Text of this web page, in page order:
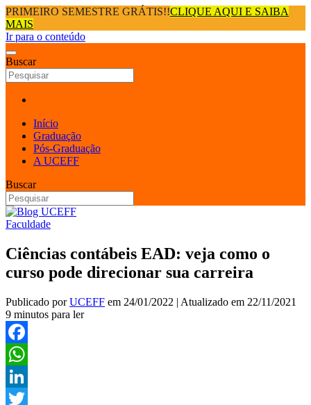
PRIMEIRO SEMESTRE GRÁTIS!!CLIQUE AQUI E SAIBA
MAIS
Ir para o conteúdo
Buscar
Início
Graduação
Pós-Graduação
A UCEFF
Buscar
Faculdade
Ciências contábeis EAD: veja como o
curso pode direcionar sua carreira
Publicado porUCEFF em 24/01/2022 | Atualizado em 22/11/2021
9 minutos para ler
Facebook
WhatsApp
LinkedIn